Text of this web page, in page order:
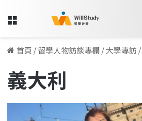
Menu
首頁 /留學人物訪談專欄 /大學專訪 /
義大利